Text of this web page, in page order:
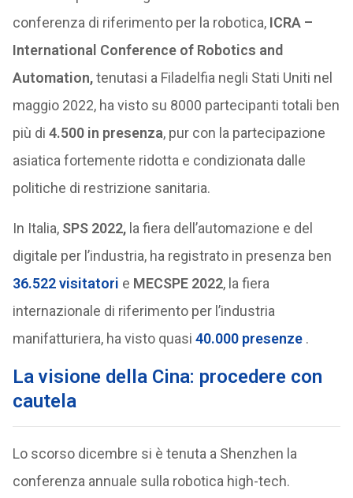
conferenza di riferimento per la robotica, ICRA –
International Conference of Robotics and
Automation,tenutasi a Filadelfia negli Stati Uniti nel
maggio 2022, ha visto su 8000 partecipanti totali ben
più di 4.500 in presenza, pur con la partecipazione
asiatica fortemente ridotta e condizionata dalle
politiche di restrizione sanitaria.
In Italia, SPS 2022,la fiera dell’automazione e del
digitale per l’industria, ha registrato in presenza ben
36.522 visitatori e MECSPE 2022, la fiera
internazionale di riferimento per l’industria
manifatturiera, ha visto quasi 40.000 presenze.
La visione della Cina: procedere con
cautela
Lo scorso dicembre si è tenuta a Shenzhen la
conferenza annuale sulla robotica high-tech.